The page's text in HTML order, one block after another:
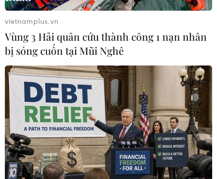
Nguyên văn thư khen của Chủ tịch nước Trương Tấn Sang.
(Vietnam+)
vietnamplus.vn
Vùng 3 Hải quân cứu thành công 1 nạn nhân
bị sóng cuốn tại Mũi Nghê